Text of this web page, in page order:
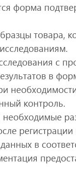
форма
товара,
с
в
контроль.
регистрации
в